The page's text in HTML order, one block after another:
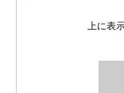
上に表